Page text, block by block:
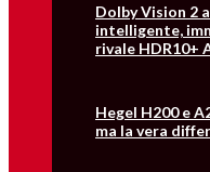
Dolby Vision 2
intelligente,
rivale HDR10+
Hegel H200 e
ma la vera